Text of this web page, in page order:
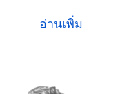
อ่านเพิ่ม